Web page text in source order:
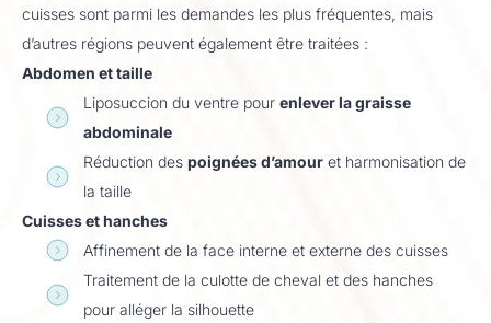
cuisses sont parmi les demandes les plus fréquentes, mais
d’autres régions peuvent également être traitées :
Abdomen et taille
Liposuccion du ventre pourenlever la graisse
abdominale
Réduction despoignées d’amour et harmonisation de
la taille
Cuisses et hanches
Affinement de la face interne et externe des cuisses
Traitement de la culotte de cheval et des hanches
pour alléger la silhouette